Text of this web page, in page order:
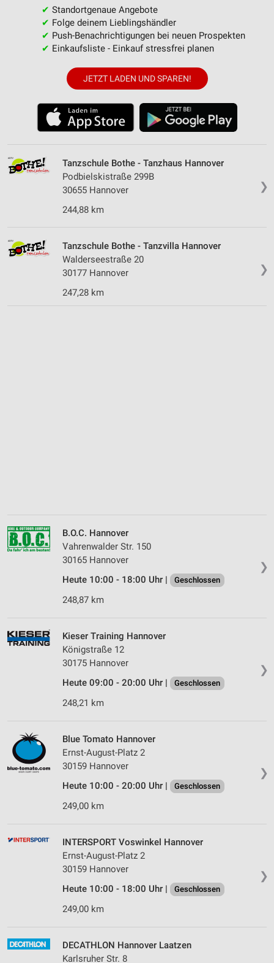
✔ Standortgenaue Angebote
✔ Folge deinem Lieblingshändler
✔ Push-Benachrichtigungen bei neuen Prospekten
✔ Einkaufsliste - Einkauf stressfrei planen
JETZT LADEN UND SPAREN!
❯
Tanzschule Bothe - Tanzhaus Hannover
Podbielskistraße 299B
30655 Hannover
244,88 km
❯
Tanzschule Bothe - Tanzvilla Hannover
Walderseestraße 20
30177 Hannover
247,28 km
❯
B.O.C. Hannover
Vahrenwalder Str. 150
30165 Hannover
Heute 10:00 - 18:00 Uhr |
Geschlossen
248,87 km
❯
Kieser Training Hannover
Königstraße 12
30175 Hannover
Heute 09:00 - 20:00 Uhr |
Geschlossen
248,21 km
❯
Blue Tomato Hannover
Ernst-August-Platz 2
30159 Hannover
Heute 10:00 - 20:00 Uhr |
Geschlossen
249,00 km
❯
INTERSPORT Voswinkel Hannover
Ernst-August-Platz 2
30159 Hannover
Heute 10:00 - 18:00 Uhr |
Geschlossen
249,00 km
DECATHLON Hannover Laatzen
Karlsruher Str. 8